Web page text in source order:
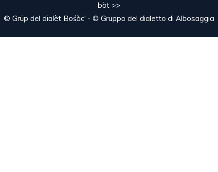
bòt >>
© Grüp del dialèt Bośàc' - © Gruppo del dialetto di Albosaggia